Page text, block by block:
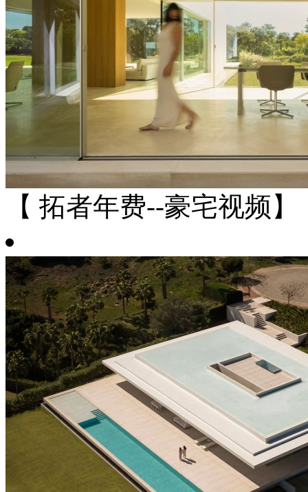
【 拓者年费--豪宅视频】